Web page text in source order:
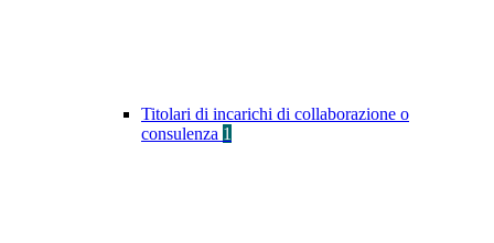
Titolari di incarichi di collaborazione o
consulenza 1